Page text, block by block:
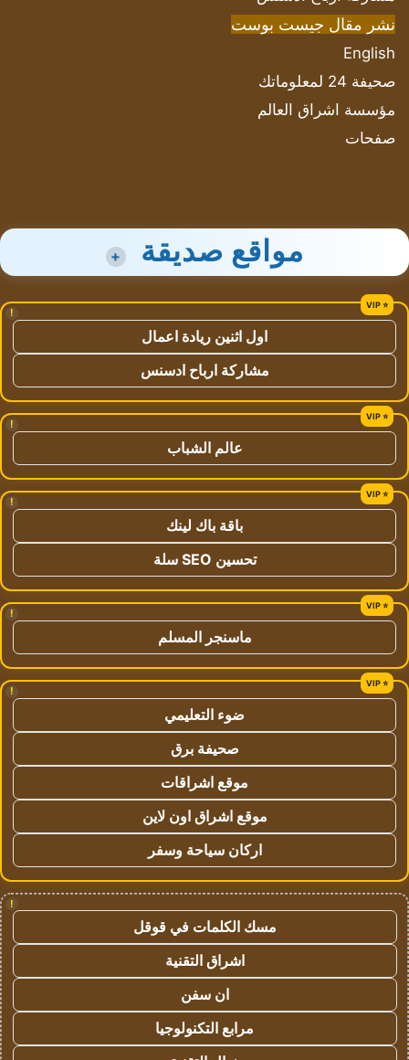
نشر مقال جيست بوست
English
صحيفة 24 لمعلوماتك
مؤسسة اشراق العالم
صفحات
مواقع صديقة +
!
اول اثنين ريادة اعمال
مشاركة ارباح ادسنس
!
عالم الشباب
!
باقة باك لينك
تحسين SEO سلة
!
ماسنجر المسلم
!
ضوء التعليمي
صحيفة برق
موقع اشراقات
موقع اشراق اون لاين
اركان سياحة وسفر
!
مسك الكلمات في قوقل
اشراق التقنية
ان سفن
مرابع التكنولوجيا